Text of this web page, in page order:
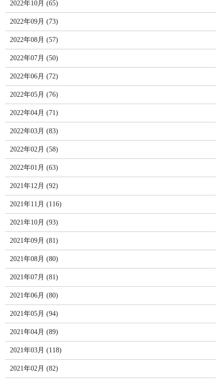
2022年10月 (65)
2022年09月 (73)
2022年08月 (57)
2022年07月 (50)
2022年06月 (72)
2022年05月 (76)
2022年04月 (71)
2022年03月 (83)
2022年02月 (58)
2022年01月 (63)
2021年12月 (92)
2021年11月 (116)
2021年10月 (93)
2021年09月 (81)
2021年08月 (80)
2021年07月 (81)
2021年06月 (80)
2021年05月 (94)
2021年04月 (89)
2021年03月 (118)
2021年02月 (82)